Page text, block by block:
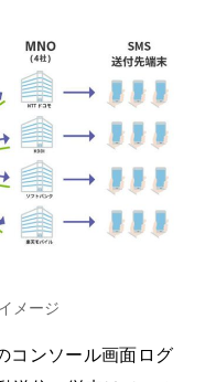
メージ
コンソール画面ログ